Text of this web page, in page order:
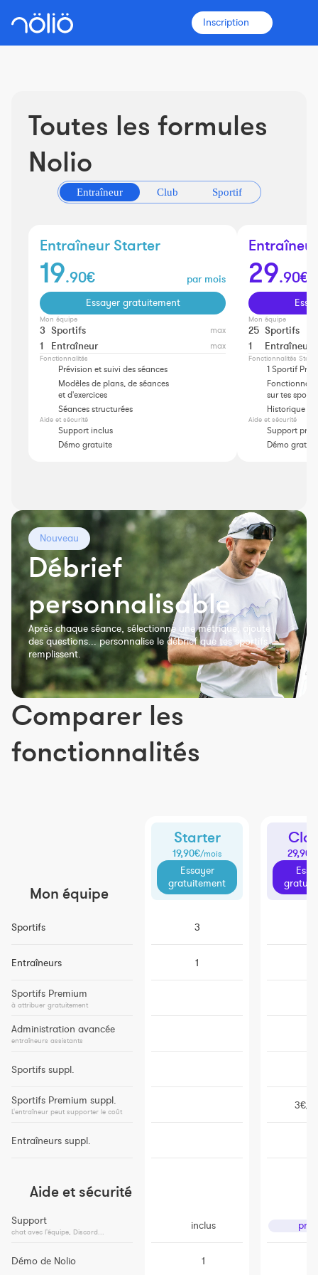
Inscription
La plateforme pour tous
Entraîneurs
Clubs
Sportifs
Plus d'informations
Fonctionnalités
Constructeur de séances
Sportif Premium
L'équipe Nolio
Toutes les formules
Nolio
Entraîneur Club Sportif
Entraîneur Starter
19.90€
par mois
Essayer gratuitement
Mon équipe
3 Sportifs max
1 Entraîneur max
Fonctionnalités
Prévision et suivi des séances
Modèles de plans, de séances
et d'exercices
Séances structurées
Aide et sécurité
Support inclus
Démo gratuite
29.90€
Mon équipe
25 Sportifs
1
Entraîneur
Fonctionnalités
1 Sportif
sur tes
Historique
Aide et sécurité
Support
Démo
Nouveau
Débrief
personnalisable
Après chaque séance, sélectionne une métrique, ajoute
des questions... personnalise le débrief que tes sportifs
remplissent.
Comparer les
fonctionnalités
Starter
19,90€/mois
Essayer
gratuitement
29,90€
Mon équipe
Sportifs 3
Entraîneurs 1
Sportifs Premium
à attribuer gratuitement
Administration avancée
entraîneurs assistants
Sportifs suppl.
Sportifs Premium suppl.
L'entraîneur peut supporter le coût 3€/
Entraîneurs suppl.
Aide et sécurité
Support
chat avec l'équipe, Discord... inclus
Démo de Nolio 1